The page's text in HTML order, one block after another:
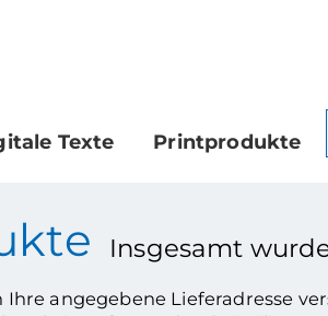
Texte Printprodukte
Insgesamt
angegebene Lieferadresse